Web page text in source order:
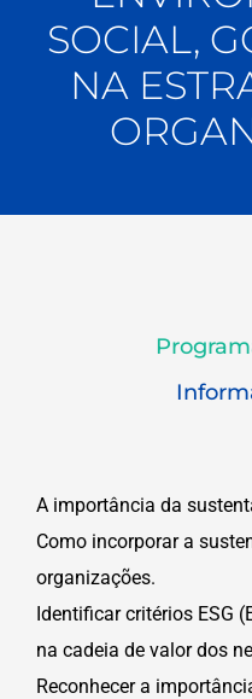
SOCIAL,
NA
A importância da
Como incorporar a
organizações.
Identificar critérios ESG
na cadeia de valor dos
Reconhecer a